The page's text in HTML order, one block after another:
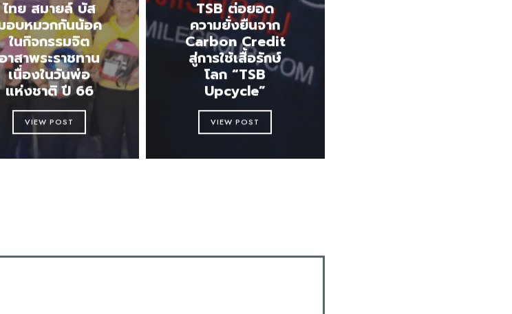
ไทย สมายล์ บัส
อบหมวกกันน้อค
ในกิจกรรมจิต
าสาพระราชทาน
เนื่องในวันพ่อ
แห่งชาติ ปี 66
VIEW POST
TSB ต่อยอด
ความยั่งยืนจาก
Carbon Credit
สู่การใช้เสื้อรักษ์
โลก “TSB
Upcycle”
VIEW POST